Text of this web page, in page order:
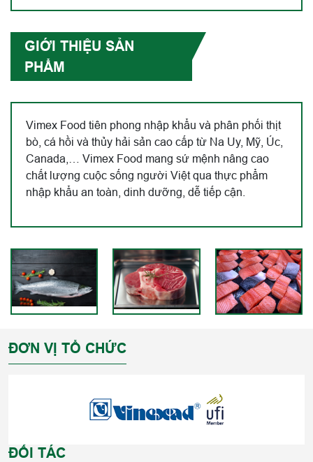
GIỚI THIỆU SẢN
PHẨM
Vimex Food tiên phong nhập khẩu và phân phối thịt
bò, cá hồi và thủy hải sản cao cấp từ Na Uy, Mỹ, Úc,
Canada,… Vimex Food mang sứ mệnh nâng cao
chất lượng cuộc sống người Việt qua thực phẩm
nhập khẩu an toàn, dinh dưỡng, dễ tiếp cận.
ĐƠN VỊ TỔ CHỨC
ĐỐI TÁC